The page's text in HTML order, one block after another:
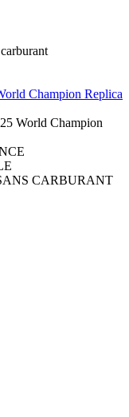
Champion Replica
World Champion
CARBURANT